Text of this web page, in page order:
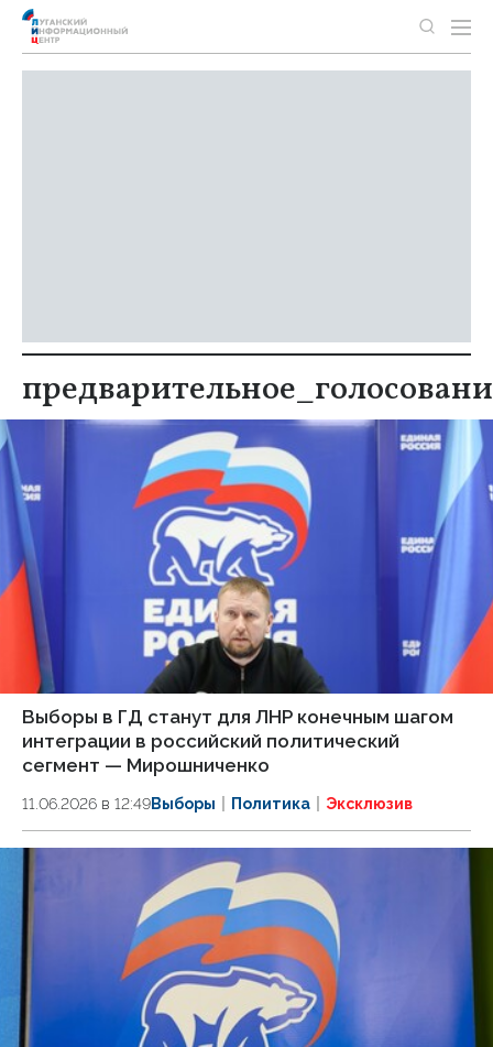
Выборы в ГД станут для ЛНР конечным шагом
интеграции в российский политический
сегмент — Мирошниченко
11.06.2026 в 12:49Выборы Политика Эксклюзив